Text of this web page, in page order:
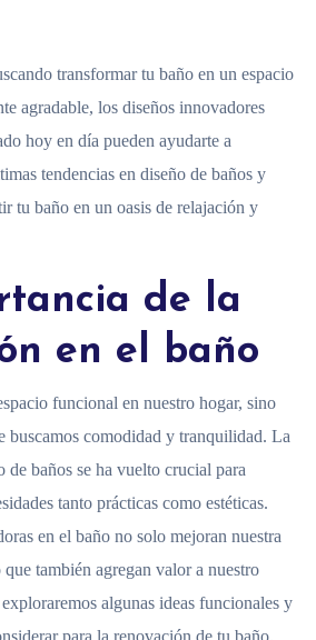
transformar tu baño en un espacio
agradable, los diseños innovadores
hoy en día pueden ayudarte a
tendencias en diseño de baños y
tu baño en un oasis de relajación y
de la
en el baño
funcional en nuestro hogar, sino
buscamos comodidad y tranquilidad. La
de baños se ha vuelto crucial para
tanto prácticas como estéticas.
en el baño no solo mejoran nuestra
también agregan valor a nuestro
algunas ideas funcionales y
para la renovación de tu baño.